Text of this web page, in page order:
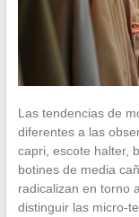
Las tendencias de
diferentes a las
capri, escote halter,
botines de media
radicalizan en torno
distinguir las micro-